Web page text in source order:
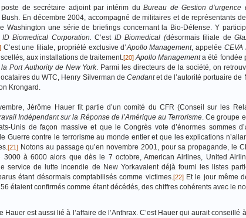
poste de secrétaire adjoint par intérim duBureau de Gestion
En décembre 2004, accompagné de militaires et de représentants
Washington une série de briefings concernant la Bio-Défense. Y
ID Biomedical Corporation.C’estID Biomedical (désormais filiale de
C’est une filiale, propriété exclusive d’Apollo Management, appelée CEVA
aux installations de traitement.[20] Apollo Managementa été fondée
Port Authority de New York. Parmi les directeurs de la société, on
du WTC, Henry Silverman de Cendantet de l’autorité portuaire de
Krongard.
Jérôme Hauer fit partie d’un comité du CFR (Conseil sur les
Indépendant sur la Réponse de l’Amérique au Terrorisme. Ce groupe
Unis de façon massive et que le Congrès vote d’énormes sommes
Guerre contre le terrorisme au monde entier et que les explications
[21] Notons au passage qu’en novembre 2001, pour sa propagande, le
3000 à 6000 alors que dès le 7 octobre, American Airlines, United
service de lutte incendie de New Yorkavaient déjà fourni les listes
étant désormais comptabilisés comme victimes.[22]Et le jour même
étaient confirmés comme étant décédés, des chiffres cohérents avec le
est aussi lié à l’affaire de l’Anthrax. C’estHauer qui aurait conseillé